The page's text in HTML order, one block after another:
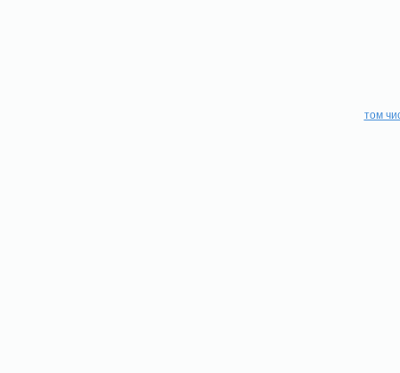
том